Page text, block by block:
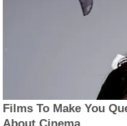
Films To Make You